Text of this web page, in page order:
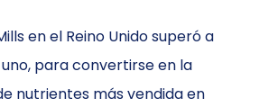
en el Reino Unido superó a
para convertirse en la
nutrientes más vendida en